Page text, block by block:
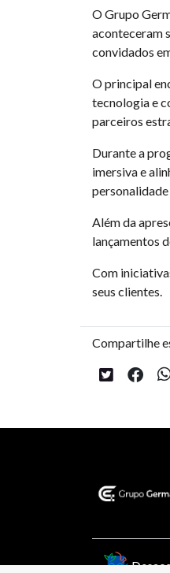
O Grupo
aconteceram
convidados
O principal
tecnologia e
parceiros
Durante a
imersiva e
Além da
lançamentos
Com
seus clientes.
Compartilhe